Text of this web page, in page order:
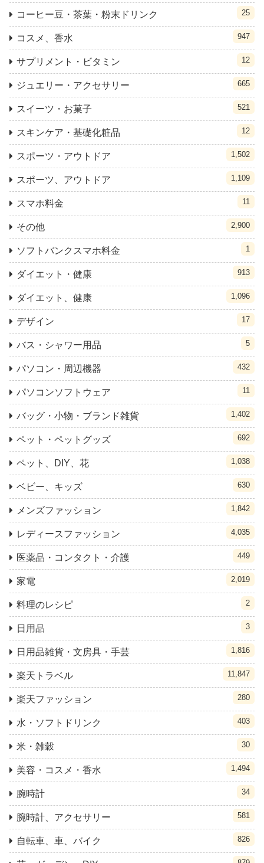
コーヒー豆・茶葉・粉末ドリンク 25
コスメ、香水 947
サプリメント・ビタミン 12
ジュエリー・アクセサリー 665
スイーツ・お菓子 521
スキンケア・基礎化粧品 12
スポーツ・アウトドア 1,502
スポーツ、アウトドア 1,109
スマホ料金 11
その他 2,900
ソフトバンクスマホ料金 1
ダイエット・健康 913
ダイエット、健康 1,096
デザイン 17
バス・シャワー用品 5
パソコン・周辺機器 432
パソコンソフトウェア 11
バッグ・小物・ブランド雑貨 1,402
ペット・ペットグッズ 692
ペット、DIY、花 1,038
ベビー、キッズ 630
メンズファッション 1,842
レディースファッション 4,035
医薬品・コンタクト・介護 449
家電 2,019
料理のレシピ 2
日用品 3
日用品雑貨・文房具・手芸 1,816
楽天トラベル 11,847
楽天ファッション 280
水・ソフトドリンク 403
米・雑穀 30
美容・コスメ・香水 1,494
腕時計 34
腕時計、アクセサリー 581
自転車、車、バイク 826